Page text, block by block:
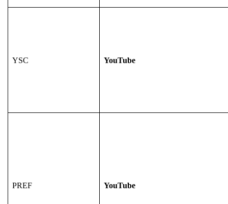
YSC YouTube
PREF YouTube